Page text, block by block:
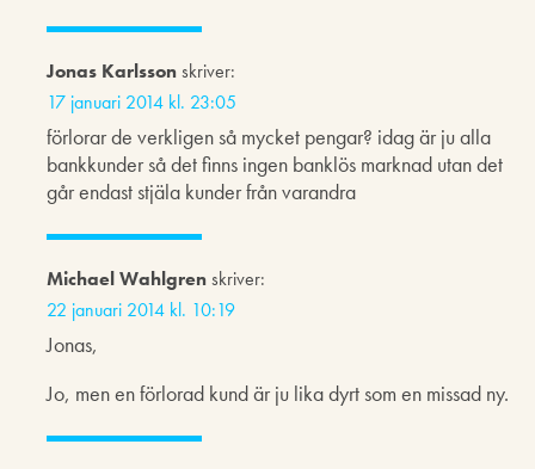
Jonas Karlssonskriver:
17 januari 2014 kl. 23:05
förlorar de verkligen så mycket pengar? idag är ju alla
bankkunder så det finns ingen banklös marknad utan det
går endast stjäla kunder från varandra
Michael Wahlgrenskriver:
22 januari 2014 kl. 10:19
Jonas,
Jo, men en förlorad kund är ju lika dyrt som en missad ny.